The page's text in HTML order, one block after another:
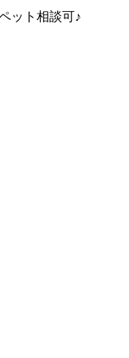
ット相談可♪